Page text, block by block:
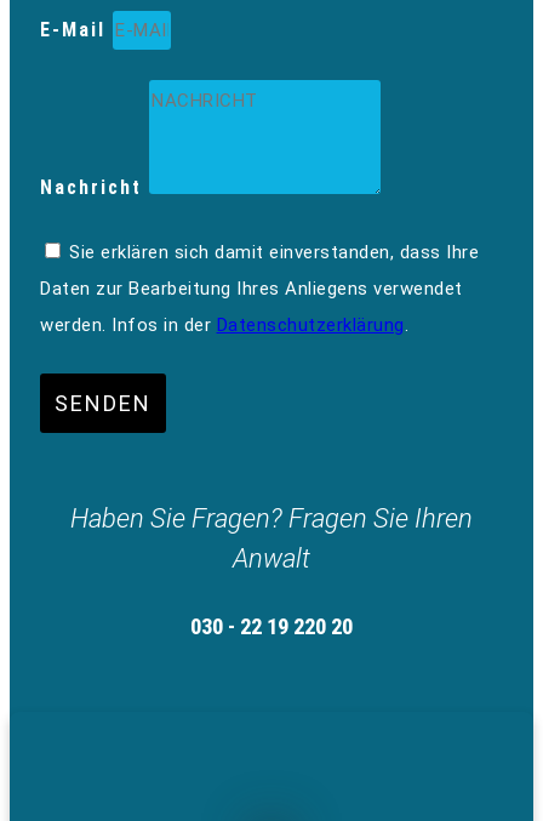
E-Mail
Nachricht
Sie erklären sich damit einverstanden, dass Ihre
Daten zur Bearbeitung Ihres Anliegens verwendet
werden. Infos in der Datenschutzerklärung.
SENDEN
Haben Sie Fragen? Fragen Sie Ihren
Anwalt
030 - 22 19 220 20